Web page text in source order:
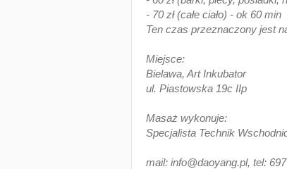
- 70 zł (całe ciało) - ok 60 min
Ten czas przeznaczony jest
Miejsce:
Bielawa, Art Inkubator
ul. Piastowska 19c IIp
Masaż wykonuje:
Specjalista Technik
mail: info@daoyang.pl, tel: